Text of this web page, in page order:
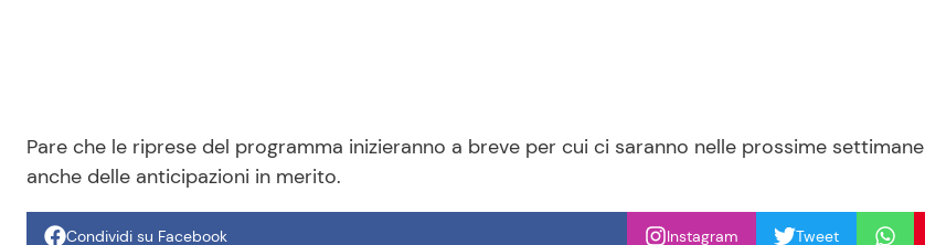
Pare che le riprese del programma inizieranno a breve per cui ci saranno nelle prossime settimane
anche delle anticipazioni in merito.
Condividi su Facebook Instagram Tweet